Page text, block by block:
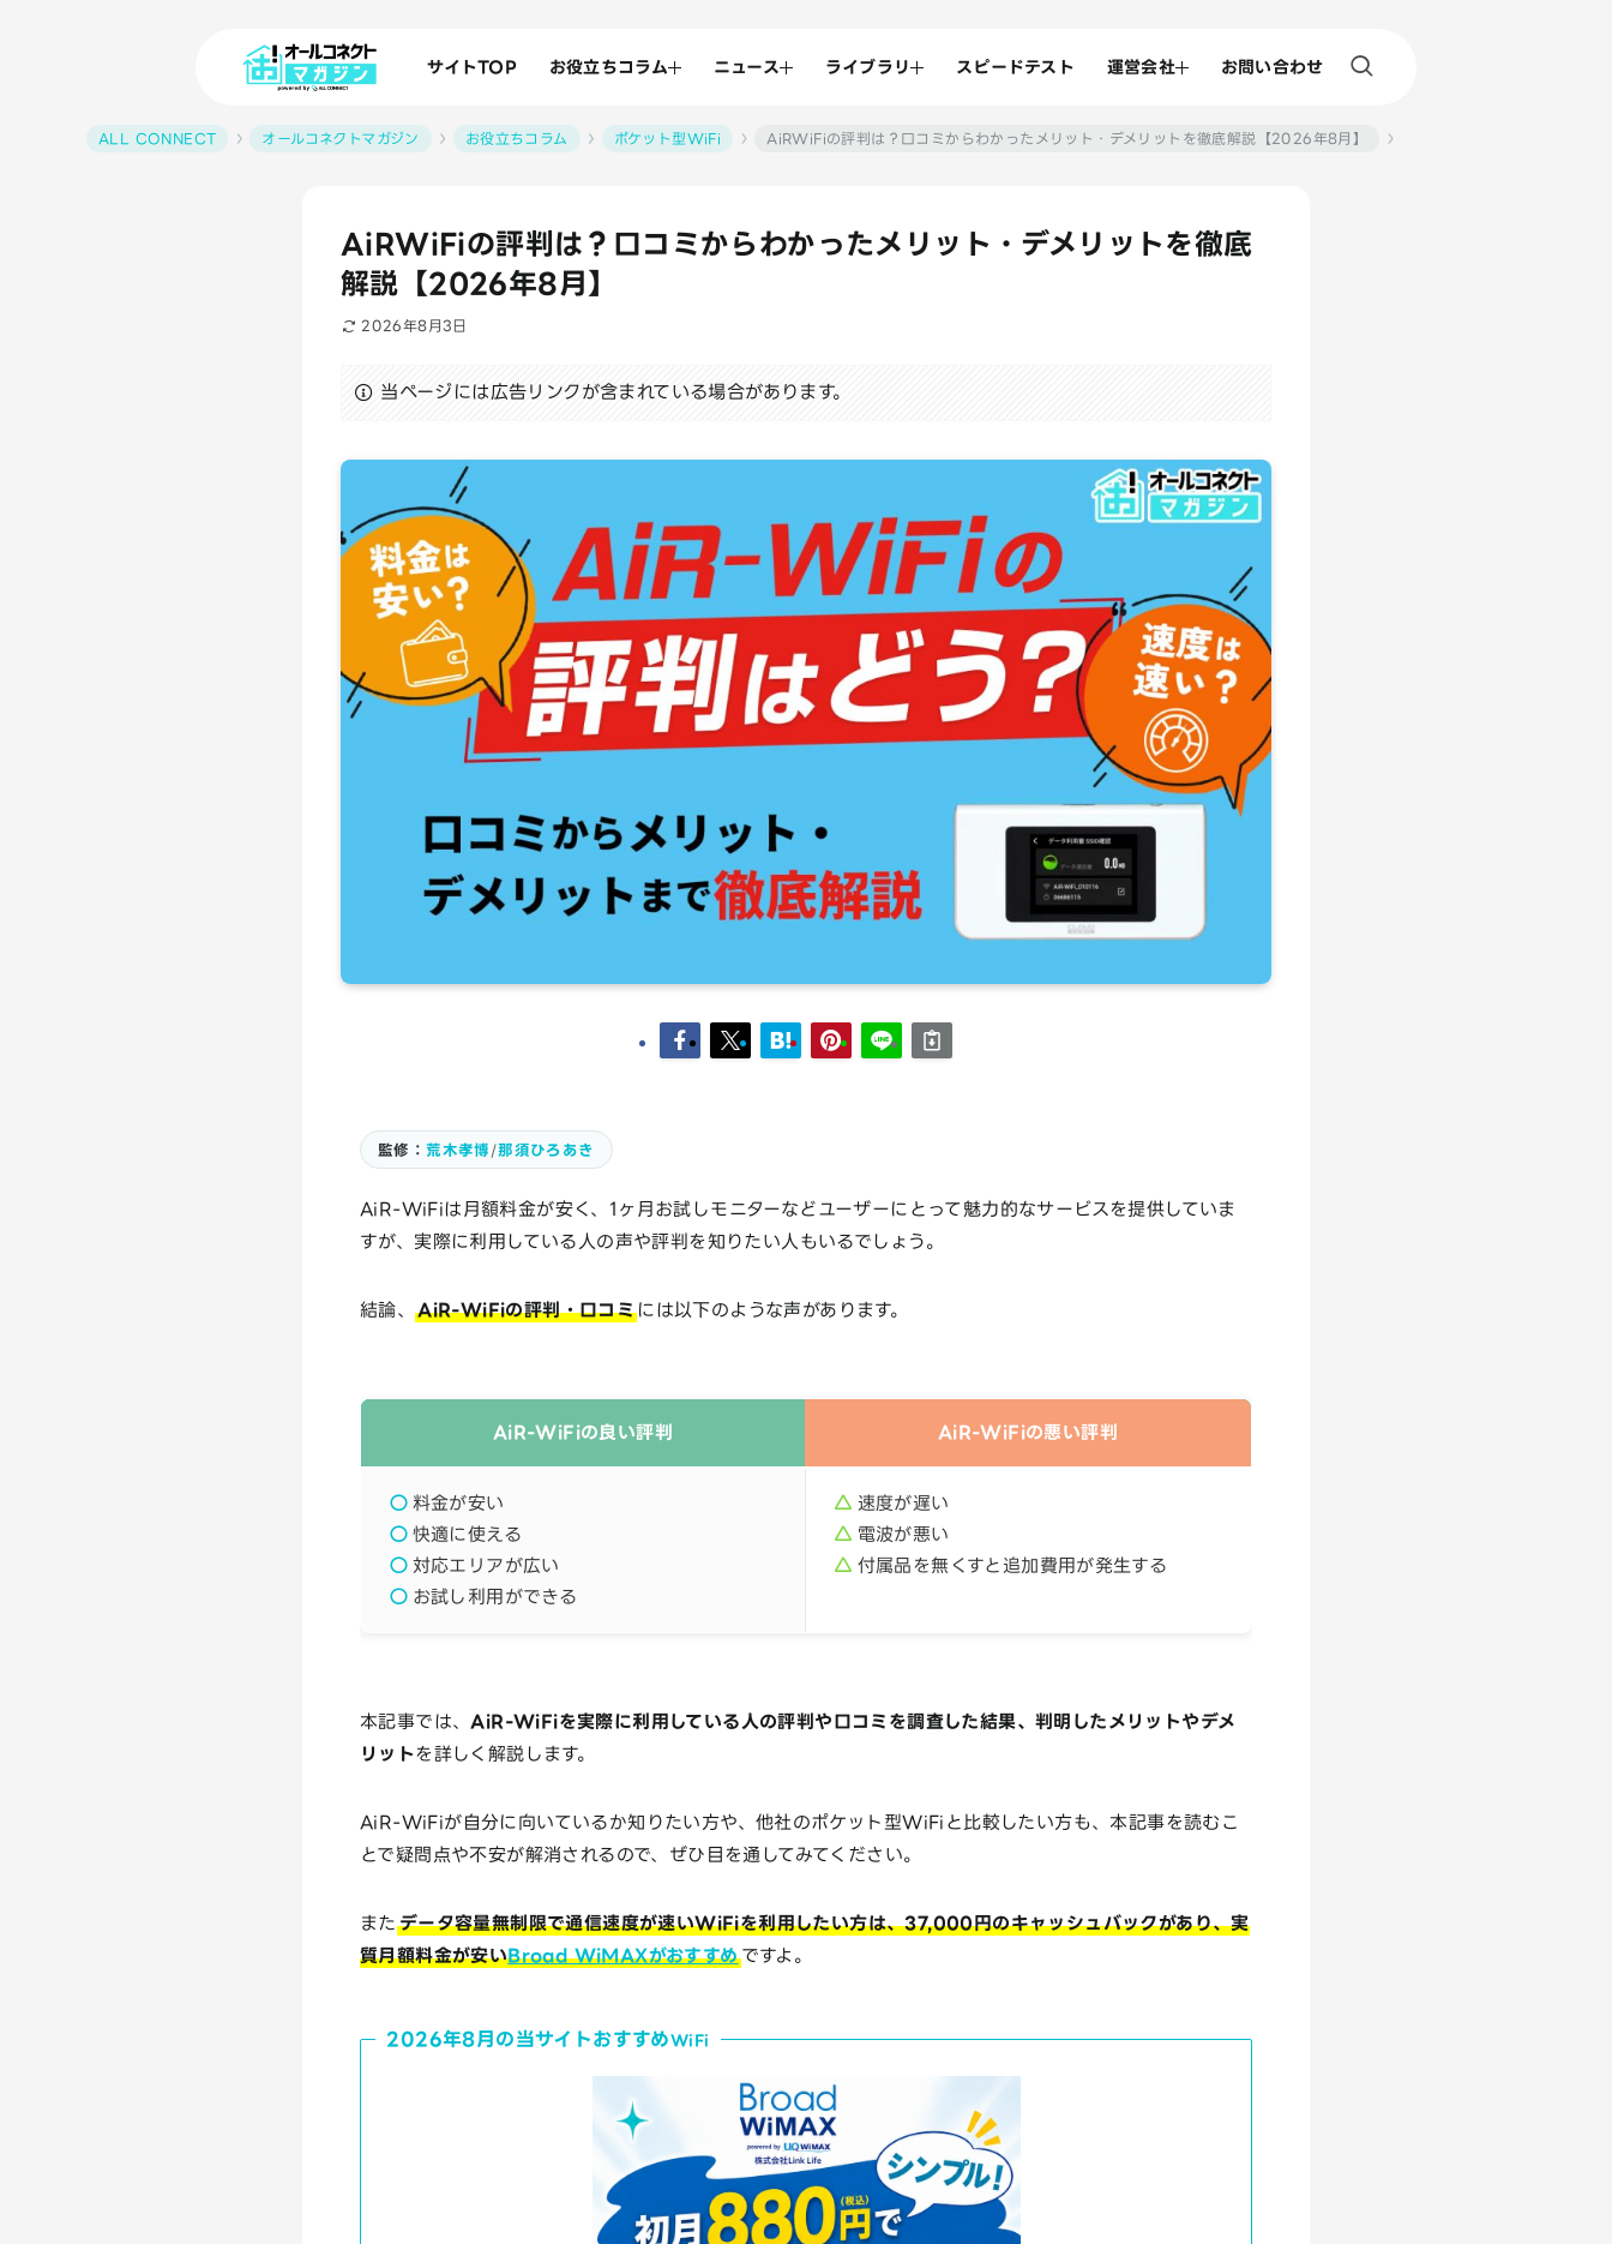
サイトTOP お役立ちコラム ニュース ライブラリ スピードテスト 運営会社 お問い合わせ
ALL CONNECT オールコネクトマガジン お役立ちコラム ポケット型WiFi AiRWiFiの評判は？口コミからわかったメリット・デメリットを徹底解説【2026年8月】
AiRWiFiの評判は？口コミからわかったメリット・デメリットを徹底
解説【2026年8月】
2026年8月3日
当ページには広告リンクが含まれている場合があります。
監修：荒木孝博 /那須ひろあき
AiR-WiFiは月額料金が安く、1ヶ月お試しモニターなどユーザーにとって魅力的なサービスを提供していま
すが、実際に利用している人の声や評判を知りたい人もいるでしょう。
結論、AiR-WiFiの評判・口コミ には以下のような声があります。
AiR-WiFiの良い評判 AiR-WiFiの悪い評判
料金が安い
快適に使える
対応エリアが広い
お試し利用ができる
速度が遅い
電波が悪い
付属品を無くすと追加費用が発生する
本記事では、 AiR-WiFiを実際に利用している人の評判や口コミを調査した結果、判明したメリットやデメ
リットを詳しく解説します。
AiR-WiFiが自分に向いているか知りたい方や、他社のポケット型WiFiと比較したい方も、本記事を読むこ
とで疑問点や不安が解消されるので、ぜひ目を通してみてください。
また データ容量無制限で通信速度が速いWiFiを利用したい方は、37,000円のキャッシュバックがあり、実
質月額料金が安いBroad WiMAXがおすすめですよ。
2026年8月の当サイトおすすめWiFi